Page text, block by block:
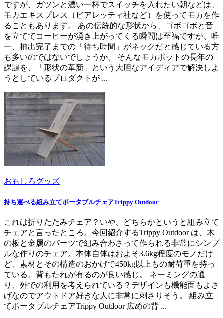
ですが、ガツンと濃い一杯でスイッチを入れたい朝などは、
モカエキスプレス（ビアレッティ社など）を使ってモカを作
ることもあります。 あの伝統的な形状から、ゴボゴボと音
を立ててコーヒーが湧き上がってくる瞬間は至福ですが、唯
一、抽出完了までの「待ち時間」がネックだと感じている方
も多いのではないでしょうか。 そんなモカポットの長年の
課題を、「形状の革新」という大胆なアイディアで解決しよ
うとしているプロダクトが ...
おもしろグッズ
持ち運べる組み立てポータブルチェアTrippy Outdoor
これは折りたたみチェア？いや、どちらかというと組み立て
チェアと言ったところ。今回紹介するTrippy Outdoor は、木
の板と金属のパーツで組み合わさって作られる非常にシンプ
ルな作りのチェア。本体自体はおよそ3.6kg程度のモノだけ
ど、素材とその構造のおかげで450kg以上もの耐荷重を持っ
ている。背もたれが有るのが良い感じ。 ネーミングの通
り、外での利用を考えられている？デザインも機能面もよさ
げなのでアウトドア好きな人に非常に刺さりそう。 組み立
てポータブルチェアTrippy Outdoor 広めの背 ...